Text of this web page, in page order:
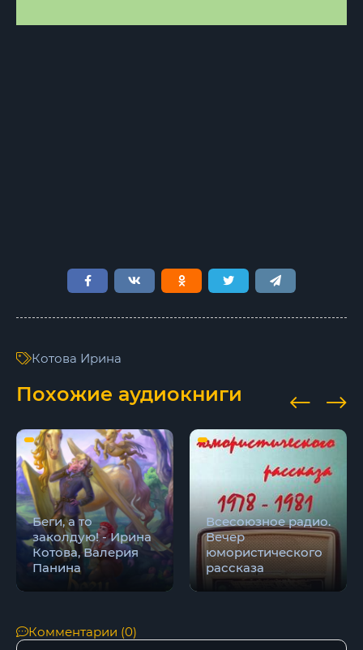
Котова Ирина
Похожие аудиокниги
Беги, а то
заколдую! - Ирина
Котова, Валерия
Панина
Всесоюзное радио.
Вечер
юмористического
рассказа
Комментарии (0)